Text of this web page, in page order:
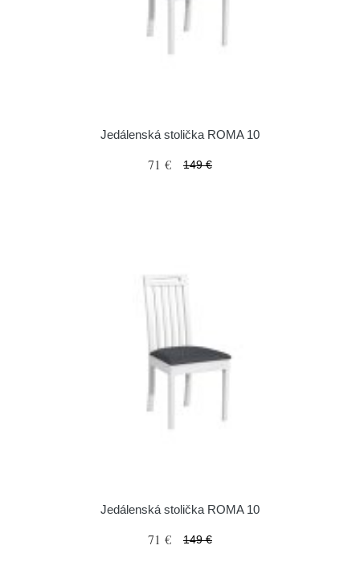
Jedálenská stolička ROMA 10
71 € 149 €
Jedálenská stolička ROMA 10
71 € 149 €